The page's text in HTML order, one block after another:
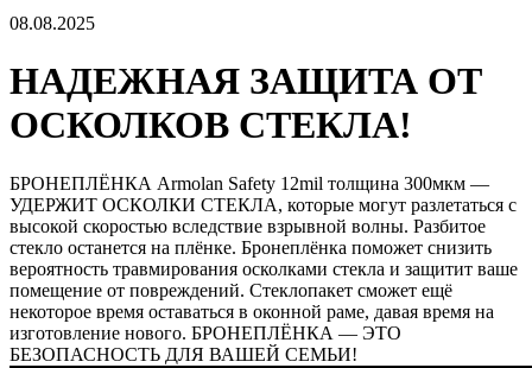
08.08.2025
НАДЕЖНАЯ ЗАЩИТА ОТ
ОСКОЛКОВ СТЕКЛА!
БРОНЕПЛЁНКА Armolan Safety 12mil толщина 300мкм —
УДЕРЖИТ ОСКОЛКИ СТЕКЛА, которые могут разлетаться с
высокой скоростью вследствие взрывной волны. Разбитое
стекло останется на плёнке. Бронеплёнка поможет снизить
вероятность травмирования осколками стекла и защитит ваше
помещение от повреждений. Стеклопакет сможет ещё
некоторое время оставаться в оконной раме, давая время на
изготовление нового. БРОНЕПЛЁНКА — ЭТО
БЕЗОПАСНОСТЬ ДЛЯ ВАШЕЙ СЕМЬИ!